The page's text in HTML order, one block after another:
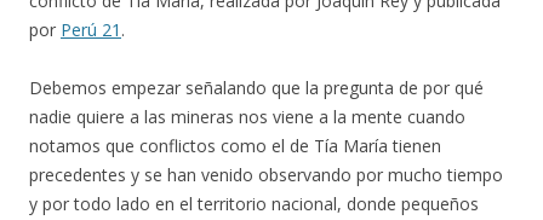
por Perú 21 .
Debemos empezar señalando que la pregunta de por qué
nadie quiere a las mineras nos viene a la mente cuando
notamos que conflictos como el de Tía María tienen
precedentes y se han venido observando por mucho tiempo
y por todo lado en el territorio nacional, donde pequeños